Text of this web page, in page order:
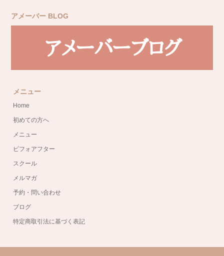
アメーバー BLOG
メニュー
Home
初めての方へ
メニュー
ビフォアフター
スクール
メルマガ
予約・問い合わせ
ブログ
特定商取引法に基づく表記